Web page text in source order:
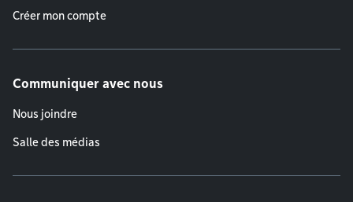
Créer mon compte
Communiquer avec nous
Nous joindre
Salle des médias